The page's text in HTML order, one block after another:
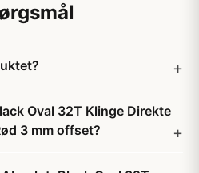
Oval 32T Klinge Direkte
3 mm offset?